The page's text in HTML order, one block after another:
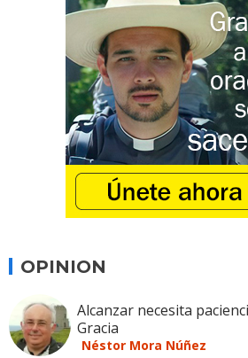
OPINION
Alcanzar necesita
Gracia
Néstor Mora Núñez